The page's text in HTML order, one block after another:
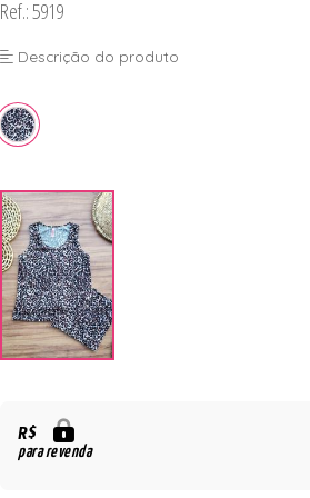
Ref.: 5919
Descrição do produto
R$
para revenda